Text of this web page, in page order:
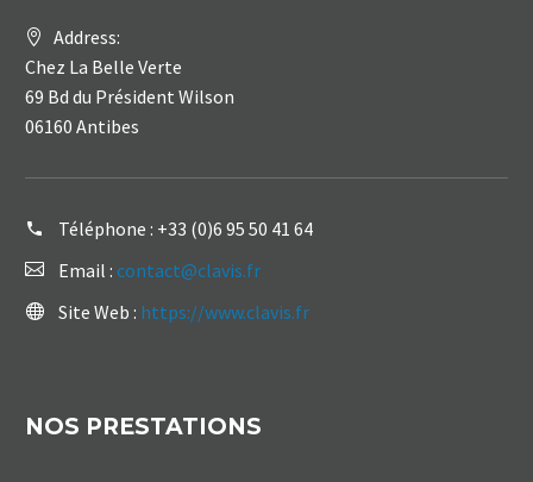
Address:
Chez La Belle Verte
69 Bd du Président Wilson
06160 Antibes
Téléphone : +33 (0)6 95 50 41 64
Email : contact@clavis.fr
Site Web : https://www.clavis.fr
NOS PRESTATIONS